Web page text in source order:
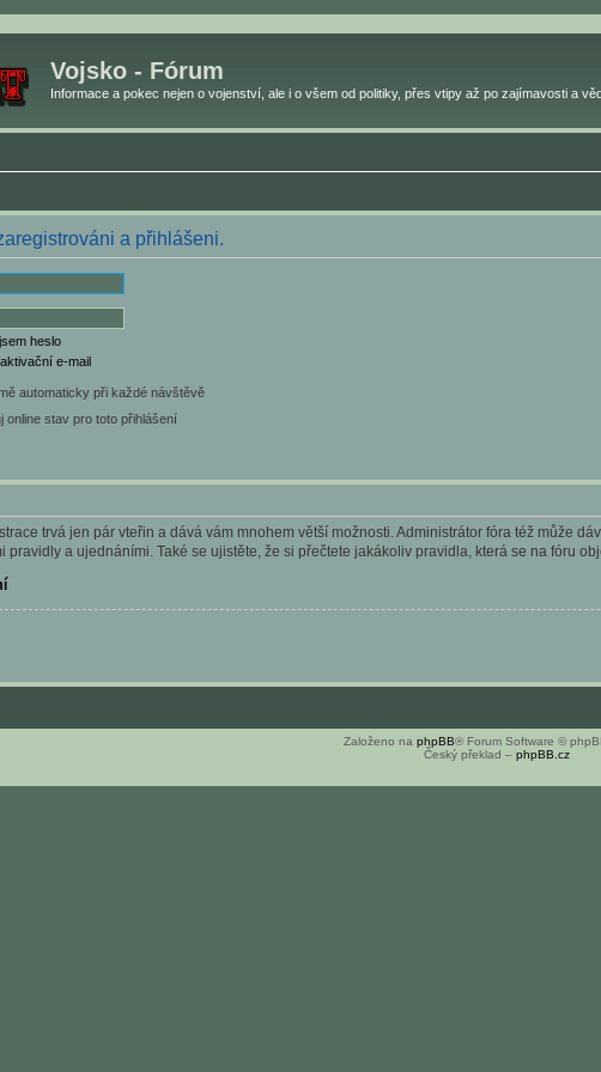
Vojsko - Fórum
Informace a pokec nejen o vojenství, ale i o všem od politiky, přes vtipy až po zajímavosti a
a přihlášeni.
heslo
e-mail
automaticky při každé návštěvě
online stav pro toto přihlášení
trvá jen pár vteřin a dává vám mnohem větší možnosti. Administrátor fóra též může
a ujednáními. Také se ujistěte, že si přečtete jakákoliv pravidla, která se na fóru
Založeno na phpBB® Forum Software ©
Český překlad – phpBB.cz